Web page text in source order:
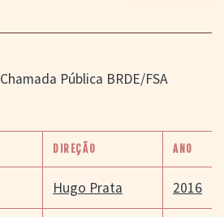
Chamada Pública BRDE/FSA
DIREÇÃO ANO
Hugo Prata 2016